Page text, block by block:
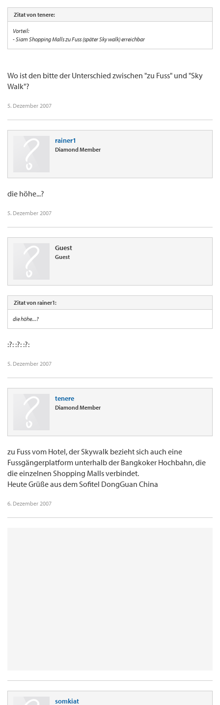
Zitat von tenere:
Vorteil:
- Siam Shopping Malls zu Fuss (später Sky walk) erreichbar
Wo ist den bitte der Unterschied zwischen "zu Fuss" und "Sky
Walk"?
5. Dezember 2007
rainer1
Diamond Member
die höhe...?
5. Dezember 2007
Guest
Guest
Zitat von rainer1:
die höhe...?
:?: :?: :?:
5. Dezember 2007
tenere
Diamond Member
zu Fuss vom Hotel, der Skywalk bezieht sich auch eine
Fussgängerplatform unterhalb der Bangkoker Hochbahn, die
die einzelnen Shopping Malls verbindet.
Heute Grüße aus dem Sofitel DongGuan China
6. Dezember 2007
somkiat